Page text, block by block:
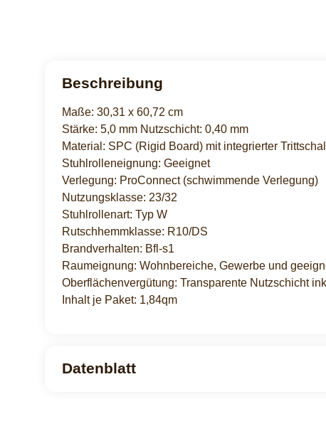
Beschreibung
Maße: 30,31 x 60,72 cm
Stärke: 5,0 mm Nutzschicht: 0,40 mm
Material: SPC (Rigid Board) mit integrierter
Stuhlrolleneignung: Geeignet
Verlegung: ProConnect (schwimmende Verlegung)
Nutzungsklasse: 23/32
Stuhlrollenart: Typ W
Rutschhemmklasse: R10/DS
Brandverhalten: Bfl-s1
Raumeignung: Wohnbereiche, Gewerbe und
Oberflächenvergütung: Transparente Nutzschicht
Inhalt je Paket: 1,84qm
Datenblatt